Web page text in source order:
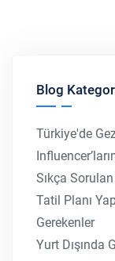
Blog
Türkiye'de
Sıkça
Tatil Planı
Gerekenler
Yurt Dışında